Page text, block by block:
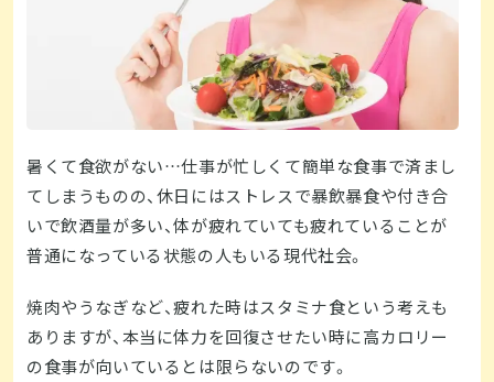
暑くて食欲がない…仕事が忙しくて簡単な食事で済まし
てしまうものの、休日にはストレスで暴飲暴食や付き合
いで飲酒量が多い、体が疲れていても疲れていることが
普通になっている状態の人もいる現代社会。
焼肉やうなぎなど、疲れた時はスタミナ食という考えも
ありますが、本当に体力を回復させたい時に高カロリー
の食事が向いているとは限らないのです。